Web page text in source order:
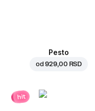
Pesto
od929,00 RSD
hit